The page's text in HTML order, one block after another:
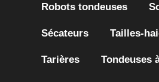
Robots tondeuses
Sécateurs Tailles-
Tarières Tondeuses